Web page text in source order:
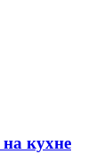
кухне